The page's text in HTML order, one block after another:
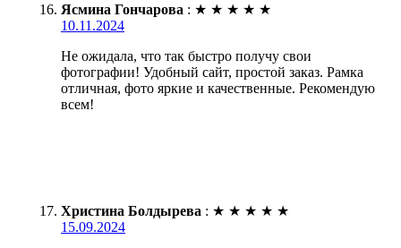
Ясмина Гончарова : ★ ★ ★ ★ ★
10.11.2024
Не ожидала, что так быстро получу свои
фотографии! Удобный сайт, простой заказ. Рамка
отличная, фото яркие и качественные. Рекомендую
всем!
Христина Болдырева : ★ ★ ★ ★ ★
15.09.2024